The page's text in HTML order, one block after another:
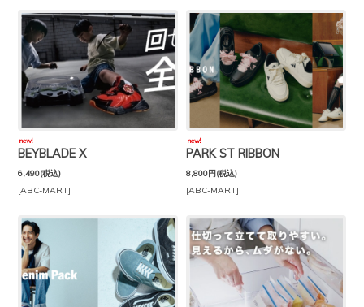
new!
BEYBLADE X
6,490(税込)
[ABC-MART]
new!
PARK ST RIBBON
8,800円 (税込)
[ABC-MART]